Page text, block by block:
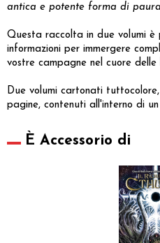
antica e potente forma di
Questa raccolta in due volumi è
informazioni per immergere
vostre campagne nel cuore
Due volumi cartonati
pagine, contenuti all'interno di
È Accessorio di